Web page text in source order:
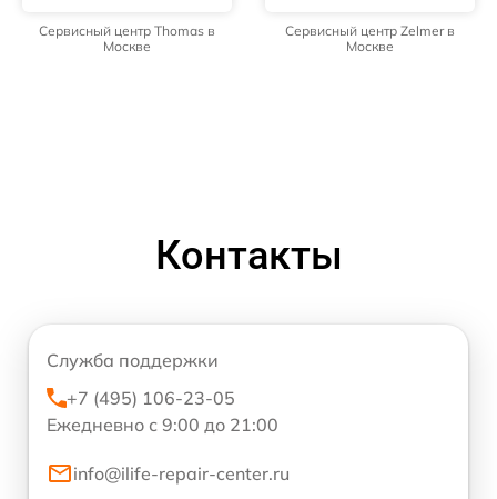
Сервисный центр Thomas в
Москве
Сервисный центр Zelmer в
Москве
Контакты
Служба поддержки
+7 (495) 106-23-05
Ежедневно с 9:00 до 21:00
info@ilife-repair-center.ru